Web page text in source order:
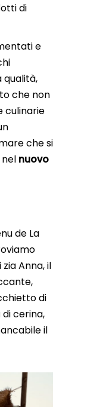
di
e
qualità,
che non
culinarie
che si
nuovo
de La
Anna, il
di
cerina,
il